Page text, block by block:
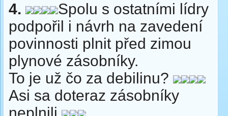
4.
Spolu s ostatními lídry
podpořil i návrh na zavedení
povinnosti plnit před zimou
plynové zásobníky.
To je už čo za debilinu?
Asi sa doteraz zásobníky